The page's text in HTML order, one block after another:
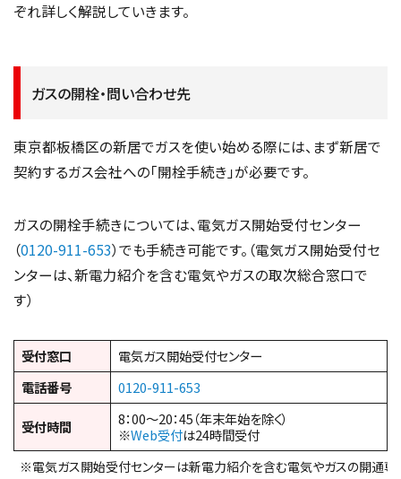
ぞれ詳しく解説していきます。
ガスの開栓・問い合わせ先
東京都板橋区の新居でガスを使い始める際には、まず新居で
契約するガス会社への「開栓手続き」が必要です。
ガスの開栓手続きについては、電気ガス開始受付センター
（0120-911-653）でも手続き可能です。（電気ガス開始受付セ
ンターは、新電力紹介を含む電気やガスの取次総合窓口で
す）
受付窓口
電気ガス開始受付センター
電話番号
0120-911-653
受付時間
8：00～20：45（年末年始を除く）
※Web受付は24時間受付
※電気ガス開始受付センターは新電力紹介を含む電気やガスの開通専